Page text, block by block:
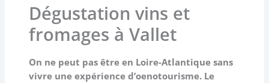
Dégustation vins et
fromages à Vallet
On ne peut pas être en Loire-Atlantique sans
vivre une expérience d’oenotourisme. Le